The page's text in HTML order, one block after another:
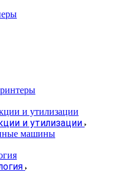
и утилизации
машины